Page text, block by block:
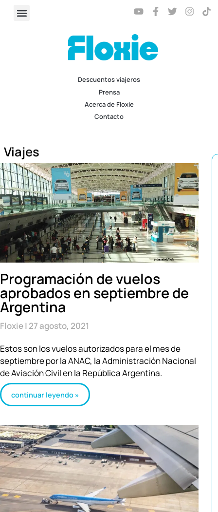
Descuentos viajeros
Prensa
Acerca de Floxie
Contacto
Viajes
Programación de vuelos
aprobados en septiembre de
Argentina
Floxie 27 agosto, 2021
Estos son los vuelos autorizados para el mes de
septiembre por la ANAC, la Administración Nacional
de Aviación Civil en la República Argentina.
continuar leyendo »